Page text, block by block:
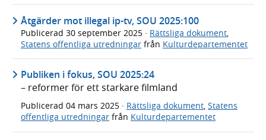
Åtgärder mot illegal ip-tv, SOU 2025:100
Publicerad 30 september 2025 · Rättsliga dokument
Statens offentliga utredningar från Kulturdepartementet
Publiken i fokus, SOU 2025:24
– reformer för ett starkare filmland
Publicerad 04 mars 2025 · Rättsliga dokument, Statens
offentliga utredningar från Kulturdepartementet